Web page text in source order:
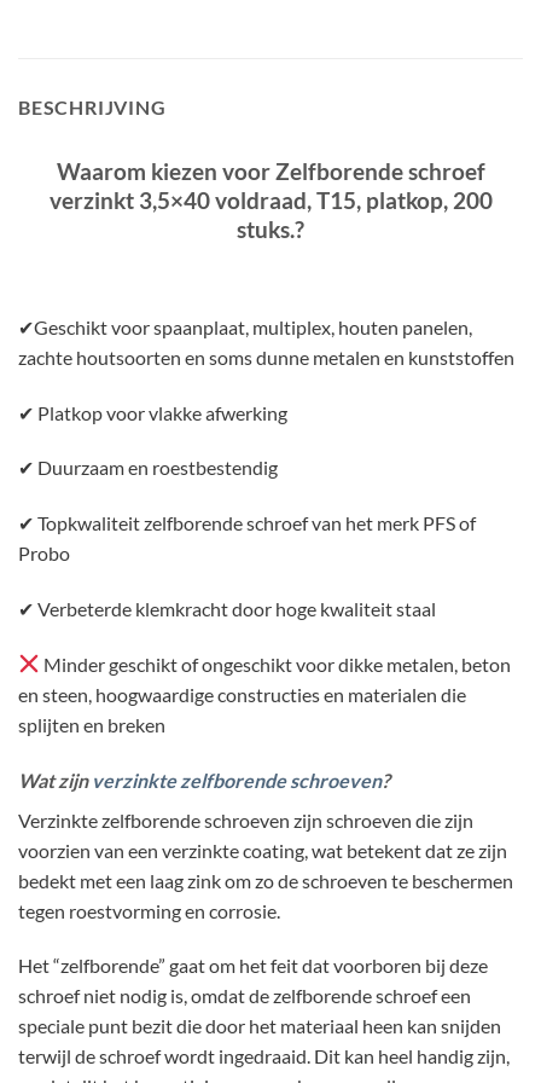
BESCHRIJVING
Waarom kiezen voor Zelfborende schroef
verzinkt 3,5×40 voldraad, T15, platkop, 200
stuks.?
✔Geschikt voor spaanplaat, multiplex, houten panelen,
zachte houtsoorten en soms dunne metalen en kunststoffen
✔ Platkop voor vlakke afwerking
✔ Duurzaam en roestbestendig
✔ Topkwaliteit zelfborende schroef van het merk PFS of
Probo
✔ Verbeterde klemkracht door hoge kwaliteit staal
Minder geschikt of ongeschikt voor dikke metalen, beton
en steen, hoogwaardige constructies en materialen die
splijten en breken
Wat zijn verzinkte zelfborende schroeven?
Verzinkte zelfborende schroeven zijn schroeven die zijn
voorzien van een verzinkte coating, wat betekent dat ze zijn
bedekt met een laag zink om zo de schroeven te beschermen
tegen roestvorming en corrosie.
Het “zelfborende” gaat om het feit dat voorboren bij deze
schroef niet nodig is, omdat de zelfborende schroef een
speciale punt bezit die door het materiaal heen kan snijden
terwijl de schroef wordt ingedraaid. Dit kan heel handig zijn,